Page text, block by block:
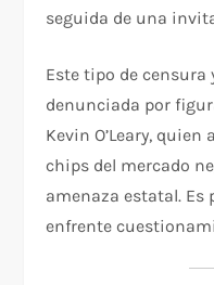
seguida de una
Este tipo de
denunciada por
Kevin O’Leary,
chips del mercado
amenaza estatal. Es
enfrente